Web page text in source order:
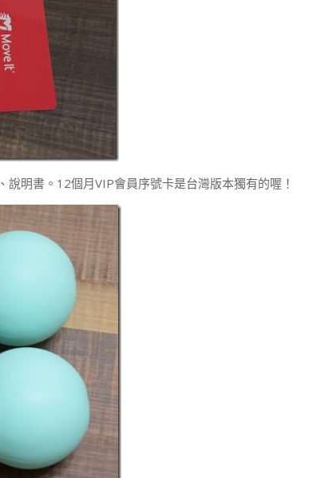
明書。12個月VIP會員序號卡是台灣版本獨有的喔！